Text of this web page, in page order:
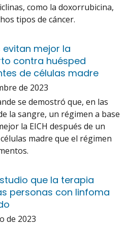
como la doxorrubicina,
tipos de cáncer.
mejor la
contra huésped
de células madre
de 2023
se demostró que, en las
la sangre, un régimen a base
la EICH después de un
madre que el régimen
que la terapia
personas con linfoma
de 2023